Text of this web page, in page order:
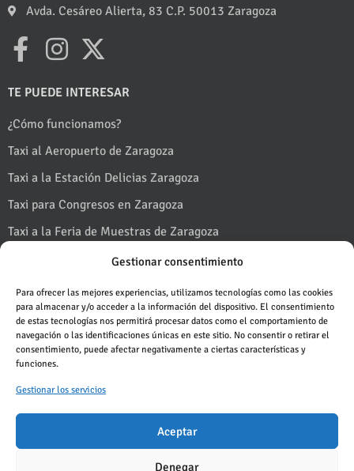
Gestionar consentimiento
Para ofrecer las mejores experiencias, utilizamos tecnologías como las cookies
para almacenar y/o acceder a la información del dispositivo. El consentimiento
de estas tecnologías nos permitirá procesar datos como el comportamiento de
navegación o las identificaciones únicas en este sitio. No consentir o retirar el
consentimiento, puede afectar negativamente a ciertas características y
funciones.
Gestionar los servicios
Aceptar
Denegar
Avda. Cesáreo Alierta, 83 C.P. 50013 Zaragoza
TE PUEDE INTERESAR
¿Cómo funcionamos?
Taxi al Aeropuerto de Zaragoza
Taxi a la Estación Delicias Zaragoza
Taxi para Congresos en Zaragoza
Taxi a la Feria de Muestras de Zaragoza
Taxi a Puerto Venecia
Taxi en Fiestas del Pilar en Zaragoza
Taxi al Monasterio de Piedra
Taxi al Pirineo desde Zaragoza
Blog
Pedir un taxi